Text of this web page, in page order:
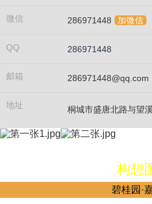
微信 286971448 加微信
QQ 286971448
邮箱 286971448@qq.com
地址 桐城市盛唐北路与望
构想
碧桂园·